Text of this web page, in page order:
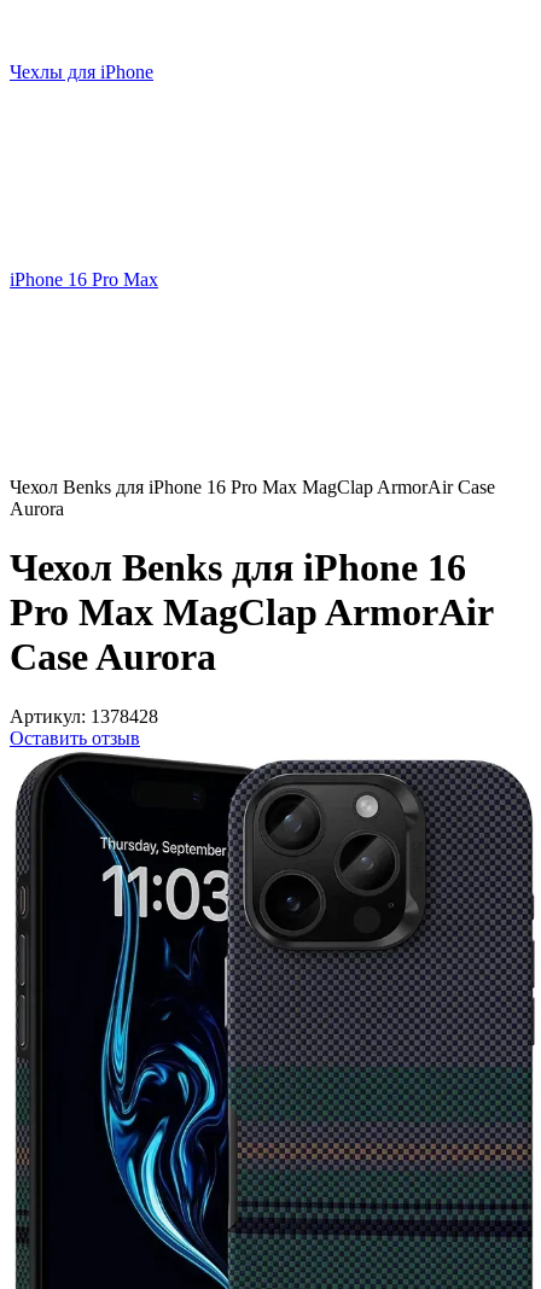
Чехлы для iPhone
iPhone 16 Pro Max
Чехол Benks для iPhone 16 Pro Max MagClap ArmorAir Case
Aurora
Чехол Benks для iPhone 16
Pro Max MagClap ArmorAir
Case Aurora
Артикул: 1378428
Оставить отзыв